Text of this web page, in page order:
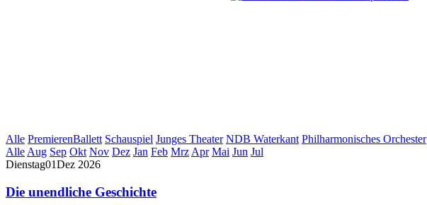
Alle PremierenBallett Schauspiel Junges Theater NDB Waterkant Philharmonisches Orchester
Alle Aug Sep Okt Nov Dez Jan Feb Mrz Apr Mai Jun Jul
Dienstag01Dez 2026
Die unendliche Geschichte